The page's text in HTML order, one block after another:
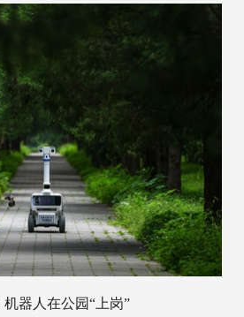
机器人在公园“上岗”